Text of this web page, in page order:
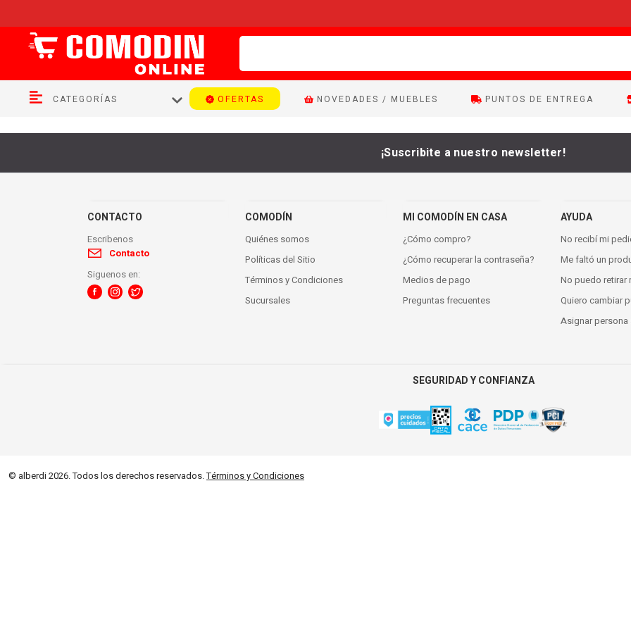
CATEGORÍAS OFERTAS NOVEDADES / MUEBLES PUNTOS DE ENTREGA
¡Suscribite a nuestro newsletter!
CONTACTO
Escribenos
Contacto
Siguenos en:
COMODÍN
Quiénes somos
Políticas del Sitio
Términos y Condiciones
Sucursales
MI COMODÍN EN CASA
¿Cómo compro?
¿Cómo recuperar la contraseña?
Medios de pago
Preguntas frecuentes
AYUDA
No recibí mi
Me faltó un
No puedo retirar
Quiero cambiar
Asignar persona
SEGURIDAD Y CONFIANZA
© alberdi 2026. Todos los derechos reservados.Términos y Condiciones